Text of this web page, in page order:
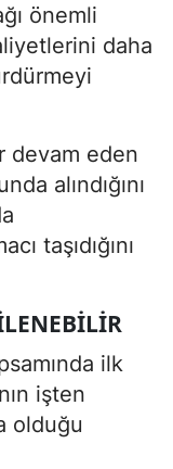
önemli
daha
devam eden
alındığını
taşıdığını
ilk
işten
olduğu